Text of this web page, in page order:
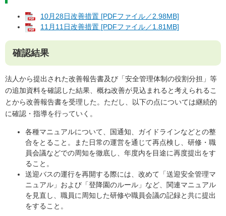
10月28日改善措置 [PDFファイル／2.98MB]
11月11日改善措置 [PDFファイル／1.81MB]
​確認結果
法人から提出された改善報告書及び「安全管理体制の役割分担」等
の追加資料を確認した結果、概ね改善が見込まれると考えられるこ
とから改善報告書を受理した。ただし、以下の点については継続的
に確認・指導を行っていく。
各種マニュアルについて、国通知、ガイドラインなどとの整
合をとること。また日常の運営を通じて再点検し、研修・職
員会議などでの周知を徹底し、年度内を目途に再度提出をす
ること。
送迎バスの運行を再開する際には、改めて「送迎安全管理マ
ニュアル」および「登降園のルール」など、関連マニュアル
を見直し、職員に周知した研修や職員会議の記録と共に提出
をすること。